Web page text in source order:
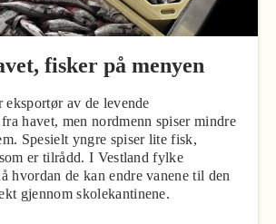
fisker på menyen
eksportør av de levende
fra havet, men nordmenn spiser mindre
Spesielt yngre spiser lite fisk,
er tilrådd. I Vestland fylke
hvordan de kan endre vanene til den
gjennom skolekantinene.